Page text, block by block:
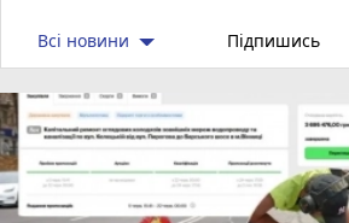
Всі новини Підпишись